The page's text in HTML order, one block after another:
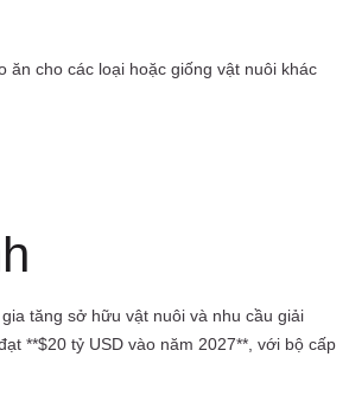
cho các loại hoặc giống vật nuôi khác
tăng sở hữu vật nuôi và nhu cầu giải
**$20 tỷ USD vào năm 2027**, với bộ cấp